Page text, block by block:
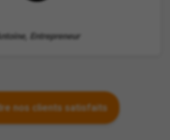
Entrepreneur
nos clients satisfaits